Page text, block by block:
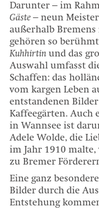
Darunter – im
Gäste – neun
außerhalb Bremens
gehören so
Kuhhirtin und das
Auswahl umfasst
Schaffen: das
vom kargen Leben
entstandenen
Kaffeegärten. Auch
in Wannsee ist
Adele Wolde, die
im Jahr 1910
zu Bremer
Eine ganz
Bilder durch die
Entstehung